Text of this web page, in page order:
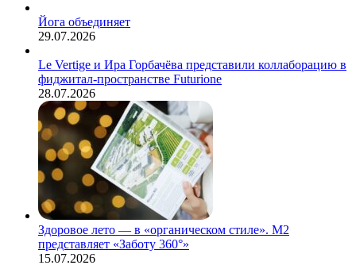
Йога объединяет
29.07.2026
Le Vertige и Ира Горбачёва представили коллаборацию в
фиджитал-пространстве Futurione
28.07.2026
Здоровое лето — в «органическом стиле». М2
представляет «Заботу 360°»
15.07.2026